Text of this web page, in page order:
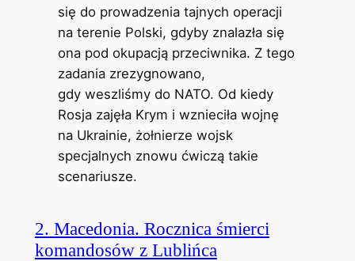
się do prowadzenia tajnych operacji
na terenie Polski, gdyby znalazła się
ona pod okupacją przeciwnika. Z tego
zadania zrezygnowano,
gdy weszliśmy do NATO. Od kiedy
Rosja zajęła Krym i wznieciła wojnę
na Ukrainie, żołnierze wojsk
specjalnych znowu ćwiczą takie
scenariusze.
2. Macedonia. Rocznica śmierci
komandosów z Lublińca